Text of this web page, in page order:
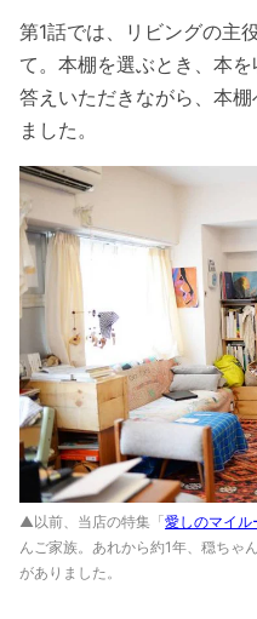
第1話では、リビングの主
て。 本棚を選ぶとき、本
答えいただきながら、本
ました。
▲以前、当店の特集「愛しのマイル
んご家族。あれから約1年、穏ちゃ
がありました。